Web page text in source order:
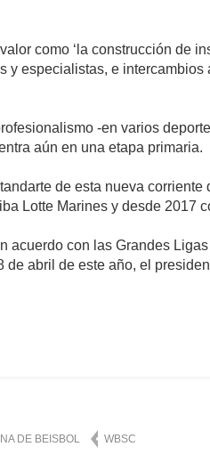
como ‘la construcción de
especialistas, e
-en varios
aún en una etapa primaria.
de esta nueva
Lotte Marines y desde 2017
acuerdo con las Grandes
abril de este año, el
DE BEISBOL WBSC